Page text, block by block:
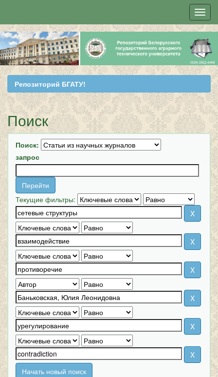
Skip
navigation
Репозиторий БГАТУ!
Поиск
Поиск:
запрос
Текущие фильтры:
Начать новый поиск